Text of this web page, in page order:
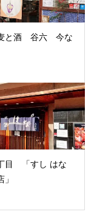
と酒 谷六 今な
目 「すし はな
」